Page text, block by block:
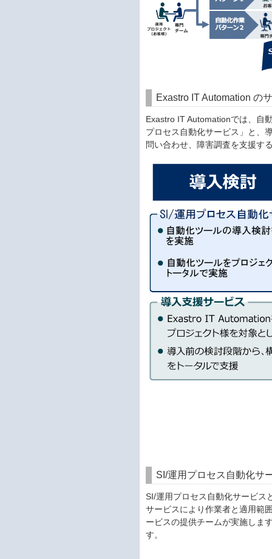
Exastro IT Automation の
Exastro IT Automationでは、自
プロセス自動化サービス」と、
問い合わせ、障害調査を支援す
SI/運用プロセス自動化サ
SI/運用プロセス自動化サービス
サービスにより作業者と適用範
ービスの提供チームが実施しま
す。